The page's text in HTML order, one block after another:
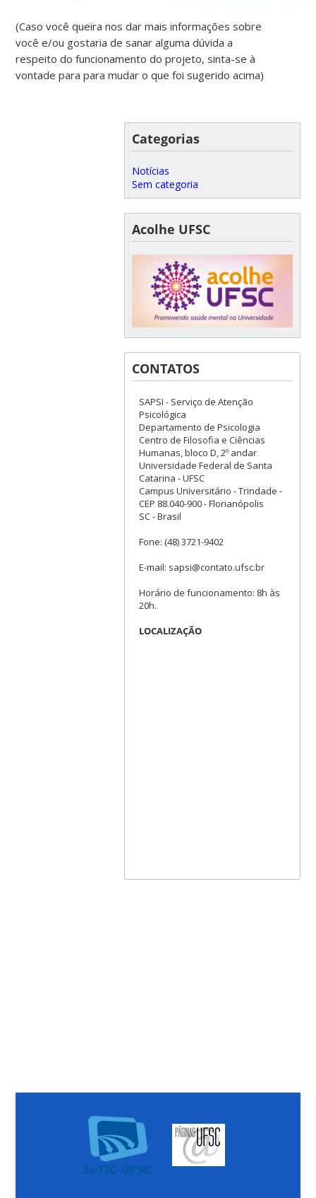
(Caso você queira nos dar mais informações sobre
você e/ou gostaria de sanar alguma dúvida a
respeito do funcionamento do projeto, sinta-se à
vontade para para mudar o que foi sugerido acima)
Categorias
Notícias
Sem categoria
Acolhe UFSC
CONTATOS
SAPSI - Serviço de Atenção
Psicológica
Departamento de Psicologia
Centro de Filosofia e Ciências
Humanas, bloco D, 2º andar
Universidade Federal de Santa
Catarina - UFSC
Campus Universitário - Trindade -
CEP 88.040-900 - Florianópolis
SC - Brasil
Fone: (48) 3721-9402
E-mail: sapsi@contato.ufsc.br
Horário de funcionamento: 8h às
20h.
LOCALIZAÇÃO